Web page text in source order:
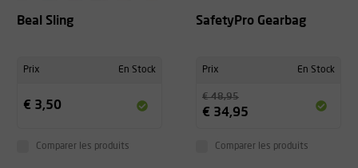
Beal Sling
Prix En Stock
€ 3,50
Comparer les produits
SafetyPro Gearbag
Prix En Stock
€ 48,95
€ 34,95
Comparer les produits